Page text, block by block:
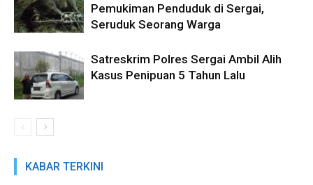
Pemukiman Penduduk di Sergai,
Seruduk Seorang Warga
Satreskrim Polres Sergai Ambil Alih
Kasus Penipuan 5 Tahun Lalu
KABAR TERKINI